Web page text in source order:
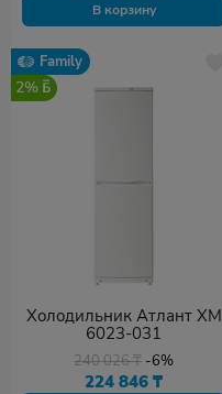
В корзину
Family
2%
Холодильник Атлант ХМ
6023-031
240 026₸ -6%
224 846₸